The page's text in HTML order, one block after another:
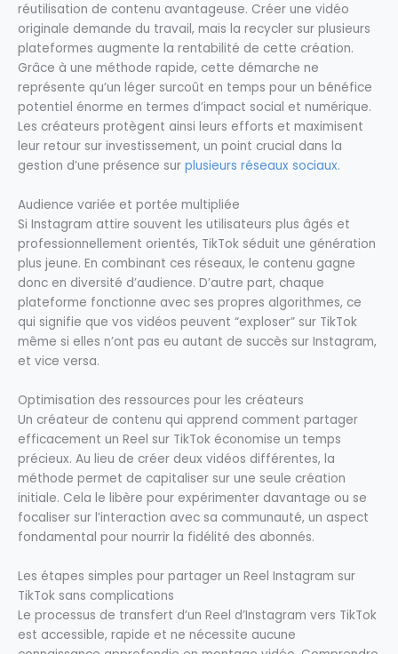
réutilisation de contenu avantageuse. Créer une vidéo
originale demande du travail, mais la recycler sur plusieurs
plateformes augmente la rentabilité de cette création.
Grâce à une méthode rapide, cette démarche ne
représente qu’un léger surcoût en temps pour un bénéfice
potentiel énorme en termes d’impact social et numérique.
Les créateurs protègent ainsi leurs efforts et maximisent
leur retour sur investissement, un point crucial dans la
gestion d’une présence sur plusieurs réseaux sociaux.
Audience variée et portée multipliée
Si Instagram attire souvent les utilisateurs plus âgés et
professionnellement orientés, TikTok séduit une génération
plus jeune. En combinant ces réseaux, le contenu gagne
donc en diversité d’audience. D’autre part, chaque
plateforme fonctionne avec ses propres algorithmes, ce
qui signifie que vos vidéos peuvent “exploser” sur TikTok
même si elles n’ont pas eu autant de succès sur Instagram,
et vice versa.
Optimisation des ressources pour les créateurs
Un créateur de contenu qui apprend comment partager
efficacement un Reel sur TikTok économise un temps
précieux. Au lieu de créer deux vidéos différentes, la
méthode permet de capitaliser sur une seule création
initiale. Cela le libère pour expérimenter davantage ou se
focaliser sur l’interaction avec sa communauté, un aspect
fondamental pour nourrir la fidélité des abonnés.
Les étapes simples pour partager un Reel Instagram sur
TikTok sans complications
Le processus de transfert d’un Reel d’Instagram vers TikTok
est accessible, rapide et ne nécessite aucune